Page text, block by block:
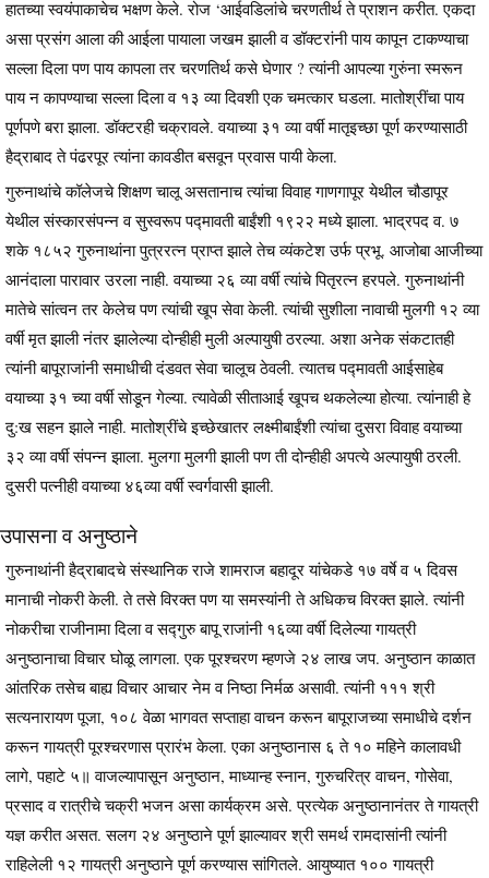
हातच्या स्वयंपाकाचेच भक्षण केले. रोज ‘आईवडिलांचे चरणतीर्थ ते प्राशन करीत. एकदा
असा प्रसंग आला की आईला पायाला जखम झाली व डॉक्टरांनी पाय कापून टाकण्याचा
सल्ला दिला पण पाय कापला तर चरणतिर्थ कसे घेणार ? त्यांनी आपल्या गुरुंना स्मरून
पाय न कापण्याचा सल्ला दिला व १३ व्या दिवशी एक चमत्कार घडला. मातोश्रींचा पाय
पूर्णपणे बरा झाला. डॉक्टरही चक्रावले. वयाच्या ३१ व्या वर्षी मातृइच्छा पूर्ण करण्यासाठी
हैद्राबाद ते पंढरपूर त्यांना कावडीत बसवून प्रवास पायी केला.
गुरुनाथांचे कॉलेजचे शिक्षण चालू असतानाच त्यांचा विवाह गाणगापूर येथील चौडापूर
येथील संस्कारसंपन्न व सुस्वरूप पद्मावती बाईंशी १९२२ मध्ये झाला. भाद्रपद व. ७
शके १८५२ गुरुनाथांना पुत्ररत्न प्राप्त झाले तेच व्यंकटेश उर्फ प्रभू. आजोबा आजीच्या
आनंदाला पारावार उरला नाही. वयाच्या २६ व्या वर्षी त्यांचे पितृरत्न हरपले. गुरुनाथांनी
मातेचे सांत्वन तर केलेच पण त्यांची खूप सेवा केली. त्यांची सुशीला नावाची मुलगी १२ व्या
वर्षी मृत झाली नंतर झालेल्या दोन्हीही मुली अल्पायुषी ठरल्या. अशा अनेक संकटातही
त्यांनी बापूराजांनी समाधीची दंडवत सेवा चालूच ठेवली. त्यातच पद्मावती आईसाहेब
वयाच्या ३१ च्या वर्षी सोडून गेल्या. त्यावेळी सीताआई खूपच थकलेल्या होत्या. त्यांनाही हे
दु:ख सहन झाले नाही. मातोश्रींचे इच्छेखातर लक्ष्मीबाईंशी त्यांचा दुसरा विवाह वयाच्या
३२ व्या वर्षी संपन्न झाला. मुलगा मुलगी झाली पण ती दोन्हीही अपत्ये अल्पायुषी ठरली.
दुसरी पत्नीही वयाच्या ४६व्या वर्षी स्वर्गवासी झाली.
उपासना व अनुष्ठाने
गुरुनाथांनी हैद्राबादचे संस्थानिक राजे शामराज बहादूर यांचेकडे १७ वर्षे व ५ दिवस
मानाची नोकरी केली. ते तसे विरक्त पण या समस्यांनी ते अधिकच विरक्त झाले. त्यांनी
नोकरीचा राजीनामा दिला व सद्गुरु बापू राजांनी १६व्या वर्षी दिलेल्या गायत्री
अनुष्ठानाचा विचार घोळू लागला. एक पूरश्चरण म्हणजे २४ लाख जप. अनुष्ठान काळात
आंतरिक तसेच बाह्य विचार आचार नेम व निष्ठा निर्मळ असावी. त्यांनी १११ श्री
सत्यनारायण पूजा, १०८ वेळा भागवत सप्ताहा वाचन करून बापूराजच्या समाधीचे दर्शन
करून गायत्री पूरश्चरणास प्रारंभ केला. एका अनुष्ठानास ६ ते १० महिने कालावधी
लागे, पहाटे ५॥ वाजल्यापासून अनुष्ठान, माध्यान्ह स्नान, गुरुचरित्र वाचन, गोसेवा,
प्रसाद व रात्रीचे चक्री भजन असा कार्यक्रम असे. प्रत्येक अनुष्ठानानंतर ते गायत्री
यज्ञ करीत असत. सलग २४ अनुष्ठाने पूर्ण झाल्यावर श्री समर्थ रामदासांनी त्यांनी
राहिलेली १२ गायत्री अनुष्ठाने पूर्ण करण्यास सांगितले. आयुष्यात १०० गायत्री